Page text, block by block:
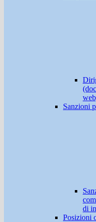
Sanzioni
di
Posizioni